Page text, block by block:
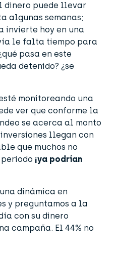
dinero puede llevar
algunas semanas;
invierte hoy en una
le falta tiempo para
pasa en este
detenido? ¿se
monitoreando una
ver que conforme la
se acerca al monto
llegan con
que muchos no
¡ya podrían
dinámica en
y preguntamos a la
con su dinero
campaña. El 44% no